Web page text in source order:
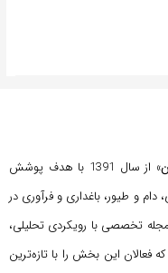
» از سال 1391 با هدف پوشش
و طیور، باغداری و فرآوری در
مجله تخصصی با رویکردی تحلیلی،
فعالان این بخش را با تازه‌ترین